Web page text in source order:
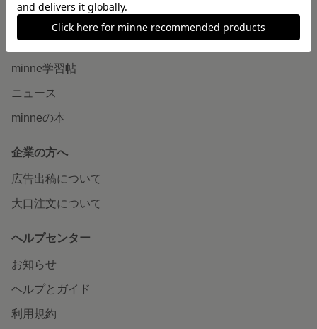
読みもの
minneとものづくりと
minne学習帖
ニュース
minneの本
企業の方へ
広告出稿について
大口注文について
ヘルプセンター
お知らせ
ヘルプとガイド
利用規約